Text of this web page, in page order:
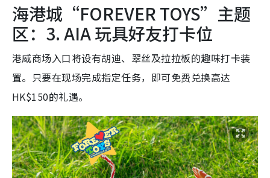
海港城“FOREVER TOYS”主题
区：3. AIA 玩具好友打卡位
港威商场入口将设有胡迪、翠丝及拉拉板的趣味打卡装
置。只要在现场完成指定任务，即可免费兑换高达
HK$150的礼遇。